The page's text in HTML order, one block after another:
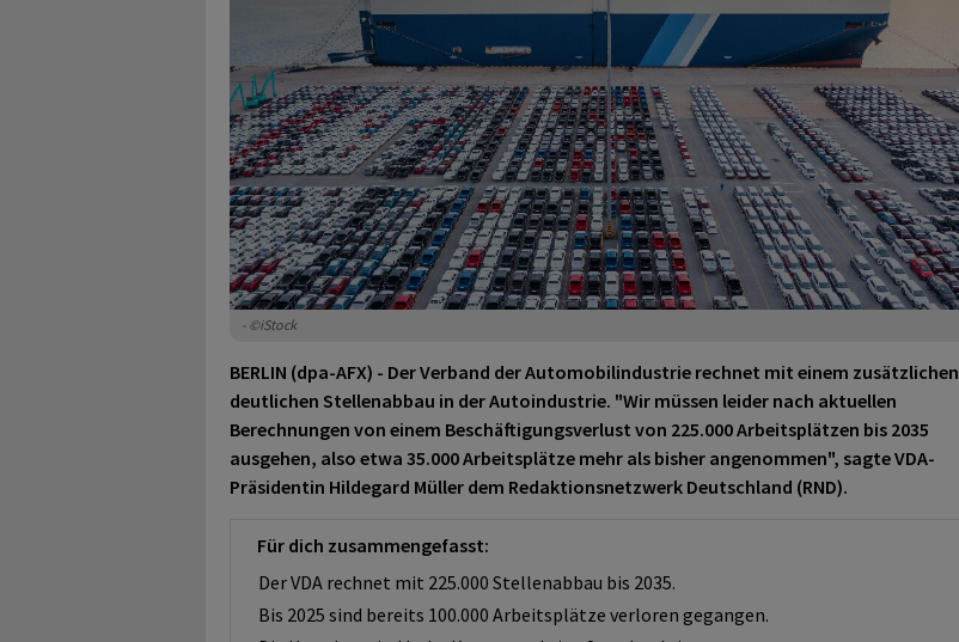
- ©iStock
BERLIN (dpa-AFX) - Der Verband der Automobilindustrie rechnet mit einem zusätzlichen
deutlichen Stellenabbau in der Autoindustrie. "Wir müssen leider nach aktuellen
Berechnungen von einem Beschäftigungsverlust von 225.000 Arbeitsplätzen bis 2035
ausgehen, also etwa 35.000 Arbeitsplätze mehr als bisher angenommen", sagte VDA-
Präsidentin Hildegard Müller dem Redaktionsnetzwerk Deutschland (RND).
Für dich zusammengefasst:
Der VDA rechnet mit 225.000 Stellenabbau bis 2035.
Bis 2025 sind bereits 100.000 Arbeitsplätze verloren gegangen.